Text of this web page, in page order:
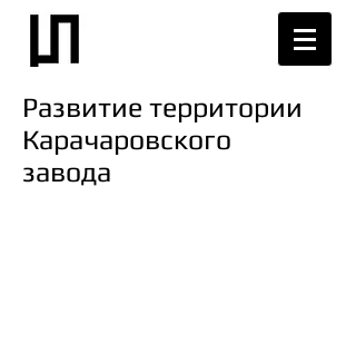
Развитие территории
Карачаровского
завода